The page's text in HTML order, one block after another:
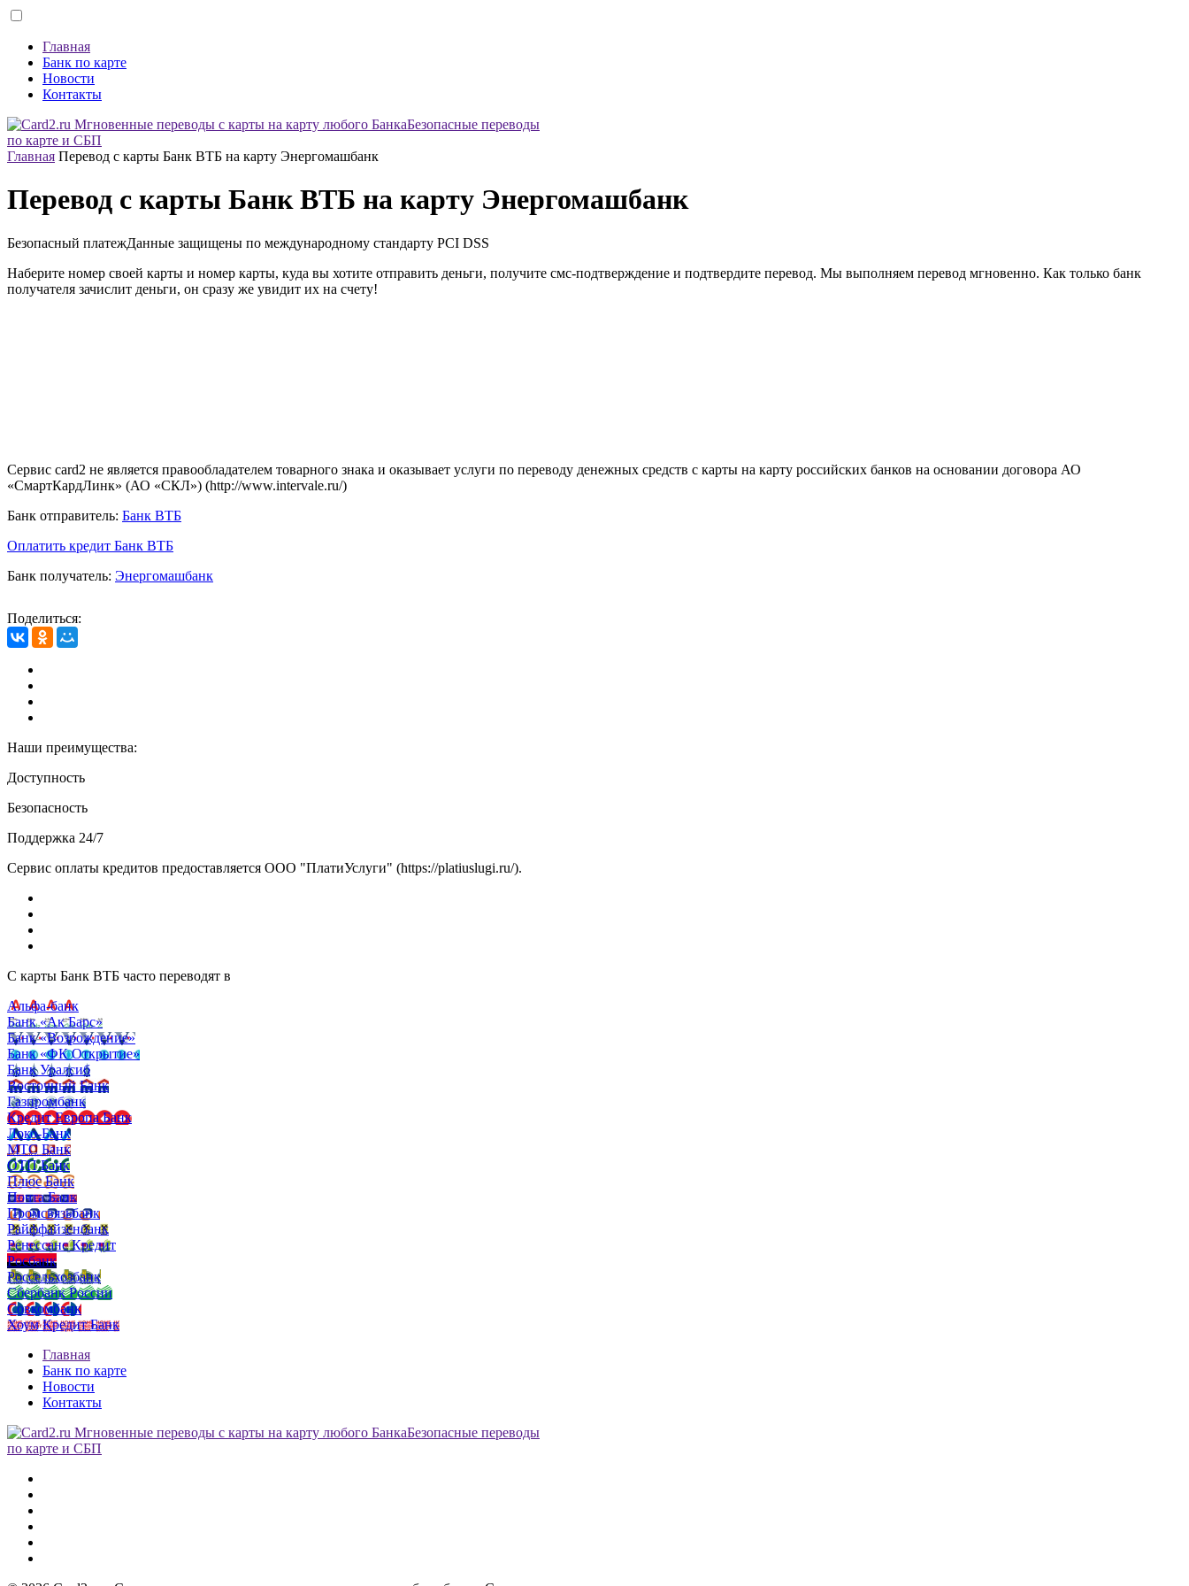
Главная
Банк по карте
Новости
Контакты
Безопасные переводы
по карте и СБП
Главная Перевод с карты Банк ВТБ на карту Энергомашбанк
Перевод с карты Банк ВТБ на карту Энергомашбанк
Безопасный платежДанные защищены по международному стандарту PCI DSS
Наберите номер своей карты и номер карты, куда вы хотите отправить деньги, получите смс-подтверждение и подтвердите перевод. Мы выполняем перевод мгновенно. Как только банк
получателя зачислит деньги, он сразу же увидит их на счету!
Сервис card2 не является правообладателем товарного знака и оказывает услуги по переводу денежных средств с карты на карту российских банков на основании договора АО
«СмартКардЛинк» (АО «СКЛ») (http://www.intervale.ru/)
Банк отправитель: Банк ВТБ
Оплатить кредит Банк ВТБ
Банк получатель: Энергомашбанк
Поделиться:
Наши преимущества:
Доступность
Безопасность
Поддержка 24/7
Сервис оплаты кредитов предоставляется ООО "ПлатиУслуги" (https://platiuslugi.ru/).
С карты Банк ВТБ часто переводят в
Альфа-банк
Банк «Ак Барс»
Банк «Возрождение»
Банк «ФК Открытие»
Банк Уралсиб
Восточный Банк
Газпромбанк
Кредит Европа Банк
Локо-Банк
МТС Банк
ОТП Банк
Плюс Банк
Почта Банк
Промсвязьбанк
Райффайзенбанк
Ренессанс Кредит
Росбанк
Россельхозбанк
Сбербанк России
Совкомбанк
Хоум Кредит Банк
Главная
Банк по карте
Новости
Контакты
Безопасные переводы
по карте и СБП